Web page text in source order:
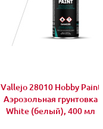
Vallejo 28010 Hobby Paint
Аэрозольная грунтовка
White (белый), 400 мл